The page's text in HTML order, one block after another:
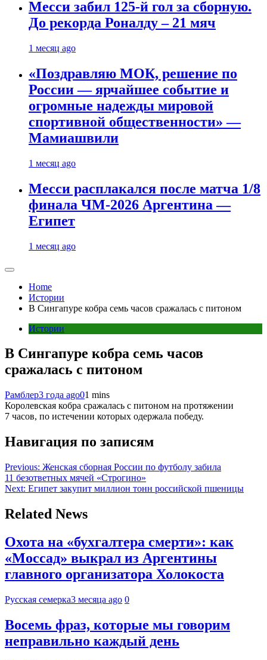
Месси забил 125-й гол за сборную.
До рекорда Роналду – 21 мяч
1 месяц ago
«Поздравляю МОК, решение по
России — ярчайшее событие и
огромные надежды мировой
спортивной общественности» —
Мамиашвили
1 месяц ago
Месси расплакался после матча 1/8
финала ЧМ-2026 Аргентина —
Египет
1 месяц ago
Home
Истории
В Сингапуре кобра семь часов сражалась с питоном
Истории
В Сингапуре кобра семь часов
сражалась с питоном
Рамблер3 года ago01 mins
Королевская кобра сражалась с питоном на протяжении
7 часов, по истечении которых одержала победу.
Навигация по записям
Previous: Женская сборная России по футболу забила
11 безответных мячей «Строгино»
Next: Египет закупит миллион тонн российской пшеницы
Related News
Охота на «бухгалтера смерти»: как
«Моссад» выкрал из Аргентины
главного организатора Холокоста
Русская семерка3 месяца ago 0
Восемь фраз, которые мы говорим
неправильно каждый день